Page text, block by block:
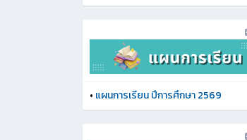
• แผนการเรียน ปีการศึกษา 2569